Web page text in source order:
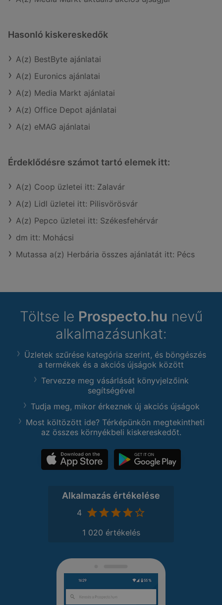
Hasonló kiskereskedők
A(z) BestByte ajánlatai
A(z) Euronics ajánlatai
A(z) Media Markt ajánlatai
A(z) Office Depot ajánlatai
A(z) eMAG ajánlatai
Érdeklődésre számot tartó elemek itt:
A(z) Coop üzletei itt: Zalavár
A(z) Lidl üzletei itt: Pilisvörösvár
A(z) Pepco üzletei itt: Székesfehérvár
dm itt: Mohácsi
Mutassa a(z) Herbária összes ajánlatát itt: Pécs
Töltse le Prospecto.hu nevű
alkalmazásunkat:
Üzletek szűrése kategória szerint, és böngészés
a termékek és a akciós újságok között
Tervezze meg vásárlását könyvjelzőink
segítségével
Tudja meg, mikor érkeznek új akciós újságok
Most költözött ide? Térképünkön megtekintheti
az összes környékbeli kiskereskedőt.
Alkalmazás értékelése
4
1 020 értékelés